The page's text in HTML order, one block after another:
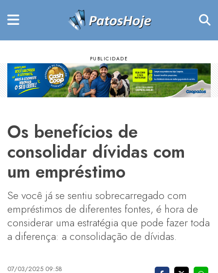
Os benefícios de
consolidar dívidas com
um empréstimo
Se você já se sentiu sobrecarregado com
empréstimos de diferentes fontes, é hora de
considerar uma estratégia que pode fazer toda
a diferença: a consolidação de dívidas.
07/03/2025 09:58